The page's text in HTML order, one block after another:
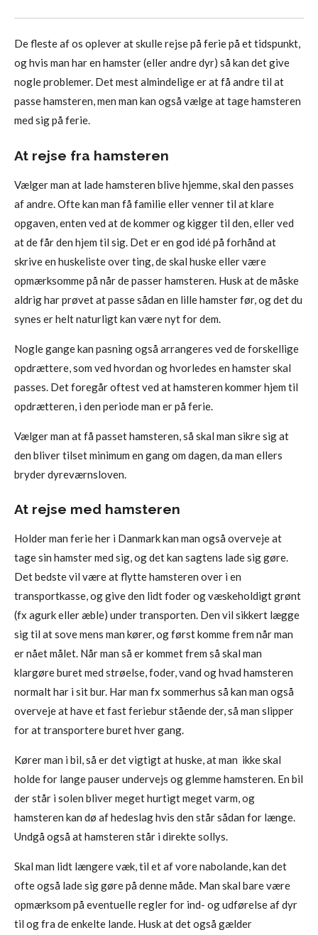
De fleste af os oplever at skulle rejse på ferie på et tidspunkt,
og hvis man har en hamster (eller andre dyr) så kan det give
nogle problemer. Det mest almindelige er at få andre til at
passe hamsteren, men man kan også vælge at tage hamsteren
med sig på ferie.
At rejse fra hamsteren
Vælger man at lade hamsteren blive hjemme, skal den passes
af andre. Ofte kan man få familie eller venner til at klare
opgaven, enten ved at de kommer og kigger til den, eller ved
at de får den hjem til sig. Det er en god idé på forhånd at
skrive en huskeliste over ting, de skal huske eller være
opmærksomme på når de passer hamsteren. Husk at de måske
aldrig har prøvet at passe sådan en lille hamster før, og det du
synes er helt naturligt kan være nyt for dem.
Nogle gange kan pasning også arrangeres ved de forskellige
opdrættere, som ved hvordan og hvorledes en hamster skal
passes. Det foregår oftest ved at hamsteren kommer hjem til
opdrætteren, i den periode man er på ferie.
Vælger man at få passet hamsteren, så skal man sikre sig at
den bliver tilset minimum en gang om dagen, da man ellers
bryder dyreværnsloven.
At rejse med hamsteren
Holder man ferie her i Danmark kan man også overveje at
tage sin hamster med sig, og det kan sagtens lade sig gøre.
Det bedste vil være at flytte hamsteren over i en
transportkasse, og give den lidt foder og væskeholdigt grønt
(fx agurk eller æble) under transporten. Den vil sikkert lægge
sig til at sove mens man kører, og først komme frem når man
er nået målet. Når man så er kommet frem så skal man
klargøre buret med strøelse, foder, vand og hvad hamsteren
normalt har i sit bur. Har man fx sommerhus så kan man også
overveje at have et fast feriebur stående der, så man slipper
for at transportere buret hver gang.
Kører man i bil, så er det vigtigt at huske, at man ikke skal
holde for lange pauser undervejs og glemme hamsteren. En bil
der står i solen bliver meget hurtigt meget varm, og
hamsteren kan dø af hedeslag hvis den står sådan for længe.
Undgå også at hamsteren står i direkte sollys.
Skal man lidt længere væk, til et af vore nabolande, kan det
ofte også lade sig gøre på denne måde. Man skal bare være
opmærksom på eventuelle regler for ind- og udførelse af dyr
til og fra de enkelte lande. Husk at det også gælder